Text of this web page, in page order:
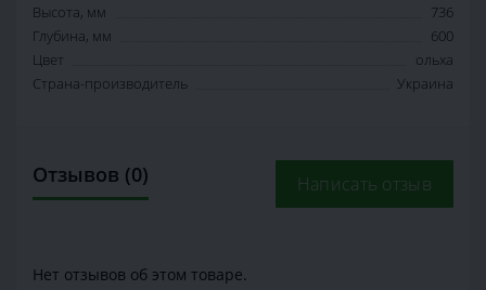
Высота, мм
736
Глубина, мм
600
Цвет
ольха
Страна-производитель
Украина
Отзывов (0) Написать отзыв
Нет отзывов об этом товаре.